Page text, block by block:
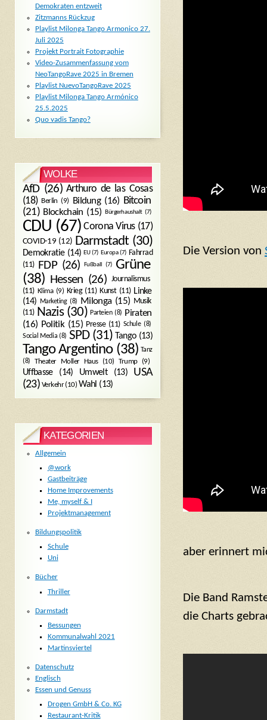
Die Version von
aber erinnert
Die Band
die Charts
Demokraten entzweit
Zitzmanns Rückzug
Playlist Milonga Tango Armonico 27.
Juli 2025
Projekt Portrait Fotographie
Video-Zusammenfassung vom
NeoTangoRave 2025 in Bremen
Playlist NuevoTangoRave 2025
Playlist Milonga Tango Armónico
25.5.2025
Quo vadis Tango?
WOLKE
AfD(26) Arthuro de las Cosas
(18) Berlin (9) Bildung(16) Bitcoin
(21) Blockchain (15) Bürgerhaushalt (7)
CDU (67) Corona Virus(17)
COVID-19 (12) Darmstadt (30)
Demokratie(14) EU(7) Europa(7) Fahrrad
(11)
FDP(26) Fußball (7)
Grüne
(38) Hessen (26) Journalismus
(11) Klima(9) Krieg(11) Kunst(11) Linke
(14) Marketing(8) Milonga(15) Musik
(11) Nazis(30) Parteien(8) Piraten
(16) Politik(15) Presse(11) Schule(8)
Social Media (8) SPD(31) Tango(13)
Tango Argentino(38) Tanz
(8)
Theater Moller Haus(10) Trump(9)
Uffbasse(14) Umwelt(13)
USA
(23) Verkehr(10) Wahl (13)
KATEGORIEN
Allgemein
@work
Gastbeiträge
Home Improvements
Me, myself & I
Projektmanagement
Bildungspolitik
Schule
Uni
Bücher
Thriller
Darmstadt
Bessungen
Kommunalwahl 2021
Martinsviertel
Datenschutz
Englisch
Essen und Genuss
Drogen GmbH & Co. KG
Restaurant-Kritik